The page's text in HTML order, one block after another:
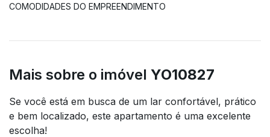
COMODIDADES DO EMPREENDIMENTO
Mais sobre o imóvel YO10827
Se você está em busca de um lar confortável, prático
e bem localizado, este apartamento é uma excelente
escolha!